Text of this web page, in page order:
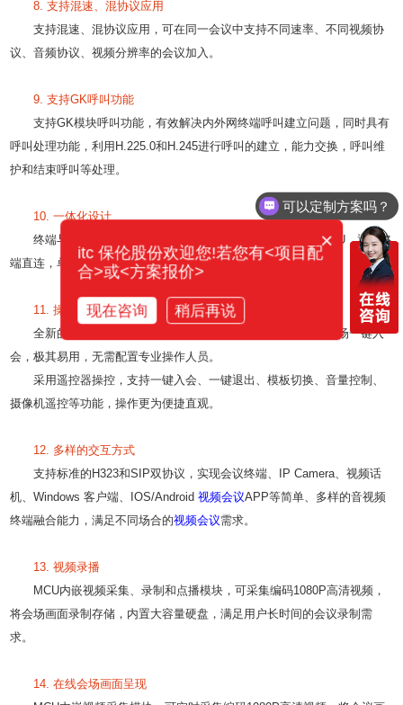
8. 支持混速、混协议应用
支持混速、混协议应用，可在同一会议中支持不同速率、不同视频协
议、音频协议、视频分辨率的会议加入。
9. 支持GK呼叫功能
支持GK模块呼叫功能，有效解决内外网终端呼叫建立问题，同时具有
呼叫处理功能，利用H.225.0和H.245进行呼叫的建立，能力交换，呼叫维
护和结束呼叫等处理。
10. 一体化设计
终端与MCU一体机，终端与MCU巧妙集成，不需要配备MCU，通过终
端直连，单终端支持4方会议（1080P）。
11. 操控便捷
全新的会议画面UI设计，菜单式操作界面，简约设计，分会场一键入
会，极其易用，无需配置专业操作人员。
采用遥控器操控，支持一键入会、一键退出、模板切换、音量控制、
摄像机遥控等功能，操作更为便捷直观。
12. 多样的交互方式
支持标准的H323和SIP双协议，实现会议终端、IP Camera、视频话
机、Windows 客户端、IOS/Android 视频会议APP等简单、多样的音视频
终端融合能力，满足不同场合的视频会议需求。
13. 视频录播
MCU内嵌视频采集、录制和点播模块，可采集编码1080P高清视频，
将会场画面录制存储，内置大容量硬盘，满足用户长时间的会议录制需
求。
14. 在线会场画面呈现
可以定制方案吗？
你们电话多少？
×
itc 保伦股份欢迎您!若您有<项目配
合>或<方案报价>
现在咨询 稍后再说